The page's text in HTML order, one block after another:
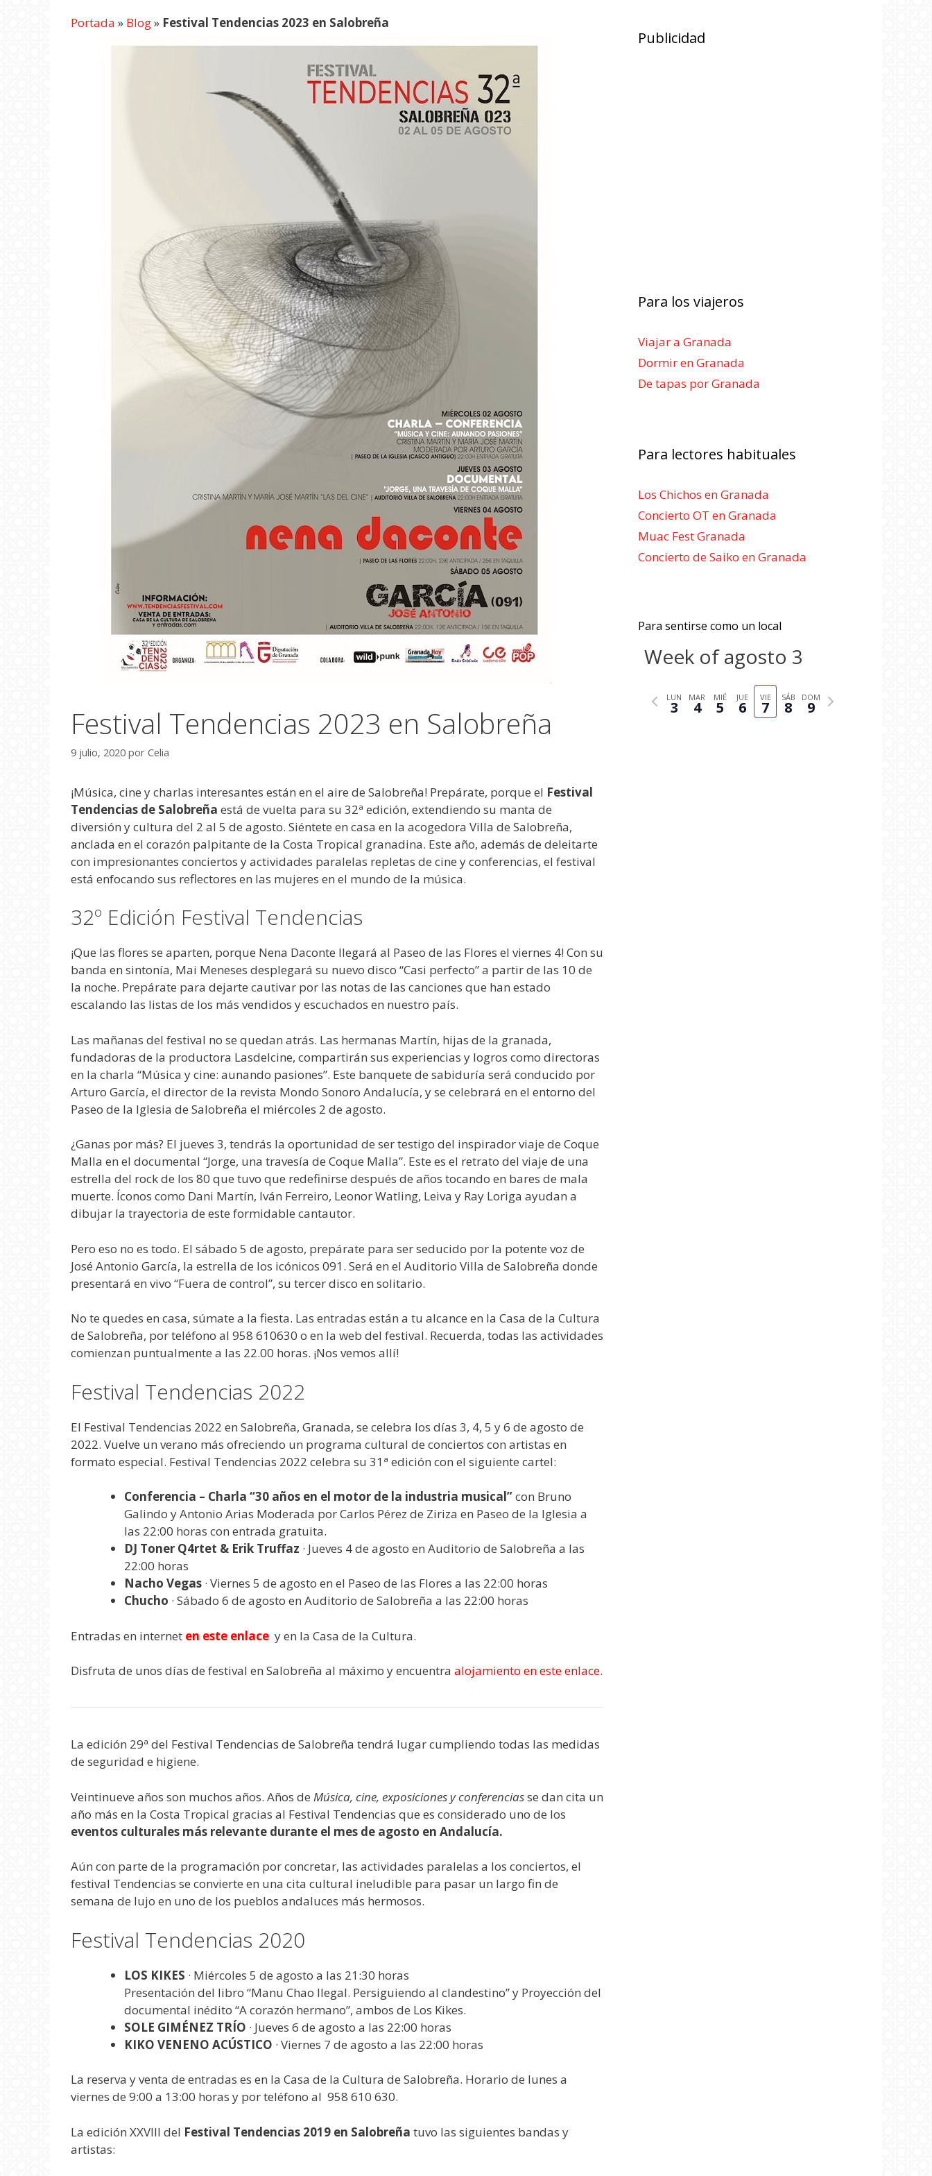
Portada » Blog» Festival Tendencias 2023 en Salobreña
Festival Tendencias 2023 en Salobreña
9 julio, 2020 por Celia
¡Música, cine y charlas interesantes están en el aire de Salobreña! Prepárate, porque el Festival
Tendencias de Salobreña está de vuelta para su 32ª edición, extendiendo su manta de
diversión y cultura del 2 al 5 de agosto. Siéntete en casa en la acogedora Villa de Salobreña,
anclada en el corazón palpitante de la Costa Tropical granadina. Este año, además de deleitarte
con impresionantes conciertos y actividades paralelas repletas de cine y conferencias, el festival
está enfocando sus reflectores en las mujeres en el mundo de la música.
32º Edición Festival Tendencias
¡Que las flores se aparten, porque Nena Daconte llegará al Paseo de las Flores el viernes 4! Con su
banda en sintonía, Mai Meneses desplegará su nuevo disco “Casi perfecto” a partir de las 10 de
la noche. Prepárate para dejarte cautivar por las notas de las canciones que han estado
escalando las listas de los más vendidos y escuchados en nuestro país.
Las mañanas del festival no se quedan atrás. Las hermanas Martín, hijas de la granada,
fundadoras de la productora Lasdelcine, compartirán sus experiencias y logros como directoras
en la charla “Música y cine: aunando pasiones”. Este banquete de sabiduría será conducido por
Arturo García, el director de la revista Mondo Sonoro Andalucía, y se celebrará en el entorno del
Paseo de la Iglesia de Salobreña el miércoles 2 de agosto.
¿Ganas por más? El jueves 3, tendrás la oportunidad de ser testigo del inspirador viaje de Coque
Malla en el documental “Jorge, una travesía de Coque Malla”. Este es el retrato del viaje de una
estrella del rock de los 80 que tuvo que redefinirse después de años tocando en bares de mala
muerte. Íconos como Dani Martín, Iván Ferreiro, Leonor Watling, Leiva y Ray Loriga ayudan a
dibujar la trayectoria de este formidable cantautor.
Pero eso no es todo. El sábado 5 de agosto, prepárate para ser seducido por la potente voz de
José Antonio García, la estrella de los icónicos 091. Será en el Auditorio Villa de Salobreña donde
presentará en vivo “Fuera de control”, su tercer disco en solitario.
No te quedes en casa, súmate a la fiesta. Las entradas están a tu alcance en la Casa de la Cultura
de Salobreña, por teléfono al 958 610630 o en la web del festival. Recuerda, todas las actividades
comienzan puntualmente a las 22.00 horas. ¡Nos vemos allí!
Festival Tendencias 2022
El Festival Tendencias 2022 en Salobreña, Granada, se celebra los días 3, 4, 5 y 6 de agosto de
2022. Vuelve un verano más ofreciendo un programa cultural de conciertos con artistas en
formato especial. Festival Tendencias 2022 celebra su 31ª edición con el siguiente cartel:
Conferencia – Charla “30 años en el motor de la industria musical”con Bruno
Galindo y Antonio Arias Moderada por Carlos Pérez de Ziriza en Paseo de la Iglesia a
las 22:00 horas con entrada gratuita.
DJ Toner Q4rtet & Erik Truffaz · Jueves 4 de agosto en Auditorio de Salobreña a las
22:00 horas
Nacho Vegas· Viernes 5 de agosto en el Paseo de las Flores a las 22:00 horas
Chucho · Sábado 6 de agosto en Auditorio de Salobreña a las 22:00 horas
Entradas en internet en este enlace y en la Casa de la Cultura.
Disfruta de unos días de festival en Salobreña al máximo y encuentra alojamiento en este enlace.
La edición 29ª del Festival Tendencias de Salobreña tendrá lugar cumpliendo todas las medidas
de seguridad e higiene.
Veintinueve años son muchos años. Años de Música, cine, exposiciones y conferenciasse dan cita un
año más en la Costa Tropical gracias al Festival Tendencias que es considerado uno de los
eventos culturales más relevante durante el mes de agosto en Andalucía.
Aún con parte de la programación por concretar, las actividades paralelas a los conciertos, el
festival Tendencias se convierte en una cita cultural ineludible para pasar un largo fin de
semana de lujo en uno de los pueblos andaluces más hermosos.
Festival Tendencias 2020
LOS KIKES · Miércoles 5 de agosto a las 21:30 horas
Presentación del libro “Manu Chao Ilegal. Persiguiendo al clandestino” y Proyección del
documental inédito “A corazón hermano”, ambos de Los Kikes.
SOLE GIMÉNEZ TRÍO · Jueves 6 de agosto a las 22:00 horas
KIKO VENENO ACÚSTICO · Viernes 7 de agosto a las 22:00 horas
La reserva y venta de entradas es en la Casa de la Cultura de Salobreña. Horario de lunes a
viernes de 9:00 a 13:00 horas y por teléfono al 958 610 630.
La edición XXVIII del Festival Tendencias 2019 en Salobreña tuvo las siguientes bandas y
artistas:
Publicidad
Para los viajeros
Viajar a Granada
Dormir en Granada
De tapas por Granada
Para lectores habituales
Los Chichos en Granada
Concierto OT en Granada
Muac Fest Granada
Concierto de Saiko en Granada
Para sentirse como un local
Week of agosto 3
LUN
3
MAR
4
MIÉ
5
JUE
6
VIE
7
SÁB
8
DOM
9
N